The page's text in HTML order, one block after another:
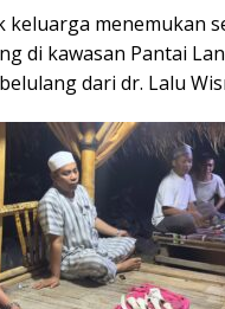
keluarga menemukan
di kawasan Pantai
dari dr. Lalu